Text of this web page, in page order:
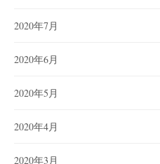
2020年7月
2020年6月
2020年5月
2020年4月
2020年3月